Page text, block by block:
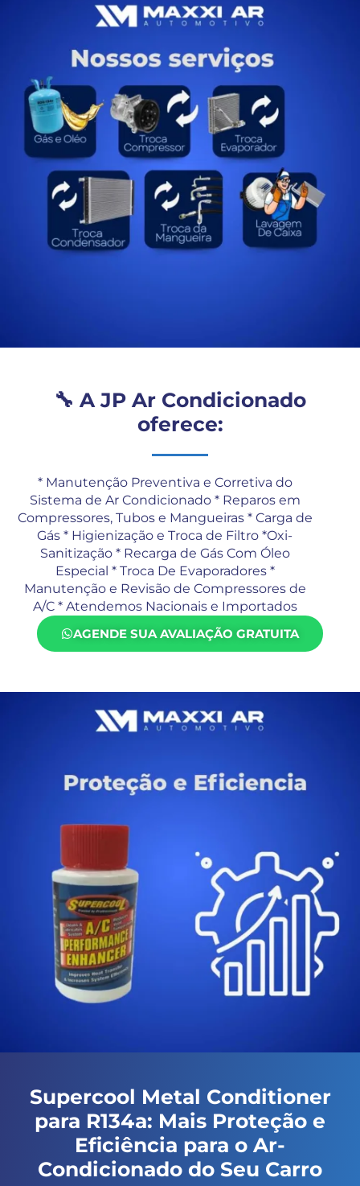
🔧 A JP Ar Condicionado
oferece:
* Manutenção Preventiva e Corretiva do
Sistema de Ar Condicionado * Reparos em
Compressores, Tubos e Mangueiras * Carga de
Gás * Higienização e Troca de Filtro *Oxi-
Sanitização * Recarga de Gás Com Óleo
Especial * Troca De Evaporadores *
Manutenção e Revisão de Compressores de
A/C * Atendemos Nacionais e Importados
AGENDE SUA AVALIAÇÃO GRATUITA
Supercool Metal Conditioner
para R134a: Mais Proteção e
Eficiência para o Ar-
Condicionado do Seu Carro